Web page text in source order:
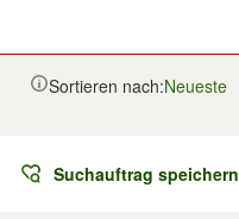
Sortieren nach:Neueste
Suchauftrag speichern